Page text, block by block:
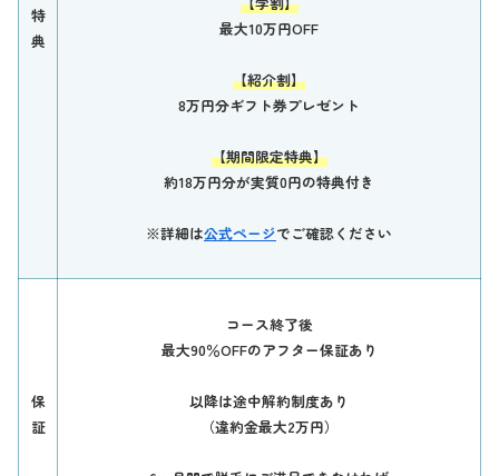
特
典
最大10万円OFF
【紹介割】
8万円分ギフト券プレゼント
【期間限定特典】
約18万円分が実質0円の特典付き
※詳細は公式ページでご確認ください
保
証
コース終了後
最大90％OFFのアフター保証あり
以降は途中解約制度あり
（違約金最大2万円）